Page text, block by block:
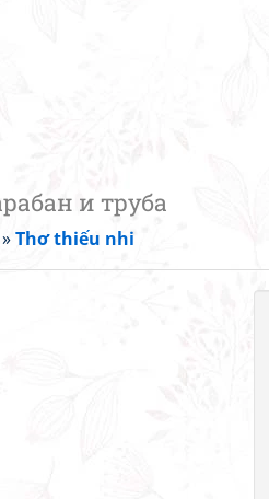
и труба
»Thơ thiếu nhi